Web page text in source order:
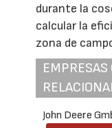
durante la
calcular la
zona de
John Deere